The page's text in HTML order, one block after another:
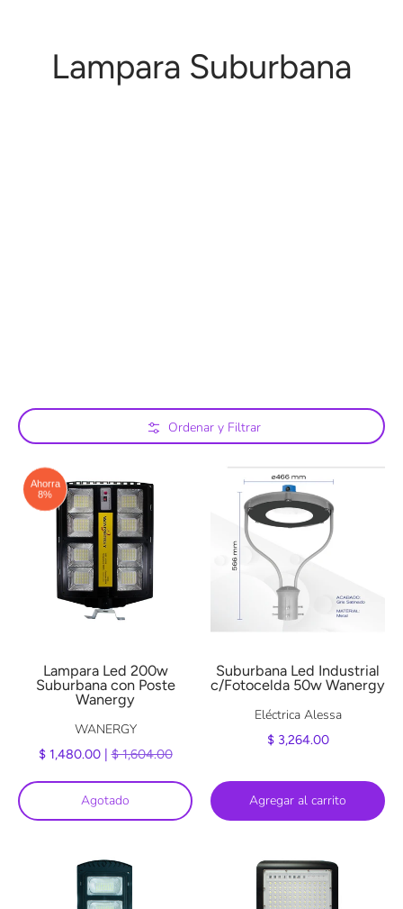
Lampara Suburbana
Saltar al contenido principal Ordenar y Filtrar
Ahorra
8%
Lampara Led 200w
Suburbana con Poste
Wanergy
WANERGY
$ 1,480.00 |$ 1,604.00
Agotado
Suburbana Led Industrial
c/Fotocelda 50w Wanergy
Eléctrica Alessa
$ 3,264.00
Agregar al carrito